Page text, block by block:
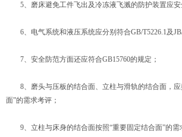
5、磨床避免工件飞出及冷冻液飞溅的防护装置应安
6、电气系统和液压系统应分别符合GB/T5226.1及JB/
7、安全防范方面还应符合GB15760的规定；
8、磨头与压板的结合面、立柱与滑轨的结合面，应
面”的需求考评；
9、立柱与床身的结合面按照“重要固定结合面”的需